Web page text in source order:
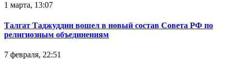
1 марта, 13:07
Талгат Таджуддин вошел в новый состав Совета РФ по
религиозным объединениям
7 февраля, 22:51